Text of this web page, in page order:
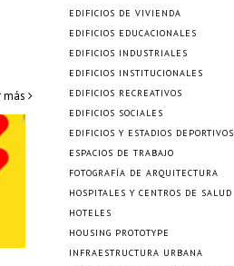
más
EDIFICIOS DE VIVIENDA
EDIFICIOS EDUCACIONALES
EDIFICIOS INDUSTRIALES
EDIFICIOS INSTITUCIONALES
EDIFICIOS RECREATIVOS
EDIFICIOS SOCIALES
EDIFICIOS Y ESTADIOS DEPORTIVOS
ESPACIOS DE TRABAJO
FOTOGRAFÍA DE ARQUITECTURA
HOSPITALES Y CENTROS DE SALUD
HOTELES
HOUSING PROTOTYPE
INFRAESTRUCTURA URBANA